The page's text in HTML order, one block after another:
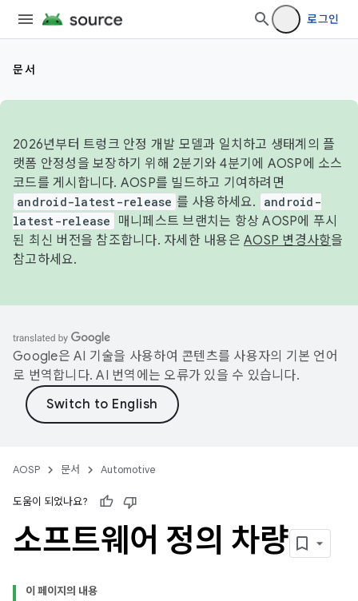
로그인
문서
2026년부터 트렁크 안정 개발 모델과 일치하고 생태계의 플
랫폼 안정성을 보장하기 위해 2분기와 4분기에 AOSP에 소스
코드를 게시합니다. AOSP를 빌드하고 기여하려면
android-latest-release 를 사용하세요.
android-
latest-release
매니페스트 브랜치는 항상 AOSP에 푸시
된 최신 버전을 참조합니다. 자세한 내용은 AOSP 변경사항을
참고하세요.
Google은 AI 기술을 사용하여 콘텐츠를 사용자의 기본 언어
로 번역합니다. AI 번역에는 오류가 있을 수 있습니다.
AOSP 문서 Automotive
도움이 되었나요?
소프트웨어 정의 차량
이 페이지의 내용